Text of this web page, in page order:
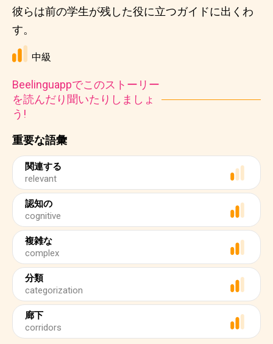
重要な語彙
関連する
relevant
認知の
cognitive
複雑な
complex
分類
categorization
廊下
corridors
彼らは前の学生が残した役に立つガイドに出くわ
す。
中級
Beelinguappでこのストーリー
を読んだり聞いたりしましょ
う!